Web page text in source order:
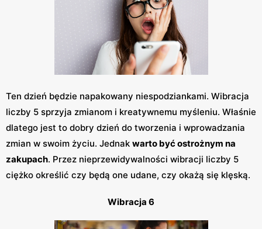
Ten dzień będzie napakowany niespodziankami. Wibracja
liczby 5 sprzyja zmianom i kreatywnemu myśleniu. Właśnie
dlatego jest to dobry dzień do tworzenia i wprowadzania
zmian w swoim życiu. Jednak warto być ostrożnym na
zakupach. Przez nieprzewidywalności wibracji liczby 5
ciężko określić czy będą one udane, czy okażą się klęską.
Wibracja 6